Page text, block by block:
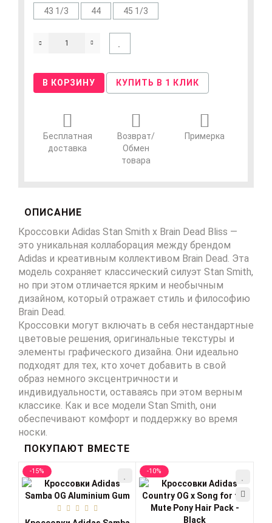
43 1/3 44 45 1/3
В КОРЗИНУ КУПИТЬ В 1 КЛИК
Бесплатная
доставка
Возврат/
Обмен
товара
Примерка
ОПИСАНИЕ
Кроссовки Adidas Stan Smith x Brain Dead Bliss —
это уникальная коллаборация между брендом
Adidas и креативным коллективом Brain Dead. Эта
модель сохраняет классический силуэт Stan Smith,
но при этом отличается ярким и необычным
дизайном, который отражает стиль и философию
Brain Dead.
Кроссовки могут включать в себя нестандартные
цветовые решения, оригинальные текстуры и
элементы графического дизайна. Они идеально
подходят для тех, кто хочет добавить в свой
образ немного эксцентричности и
индивидуальности, оставаясь при этом верным
классике. Как и все модели Stan Smith, они
обеспечивают комфорт и поддержку во время
носки.
ПОКУПАЮТ ВМЕСТЕ
-15% -10%